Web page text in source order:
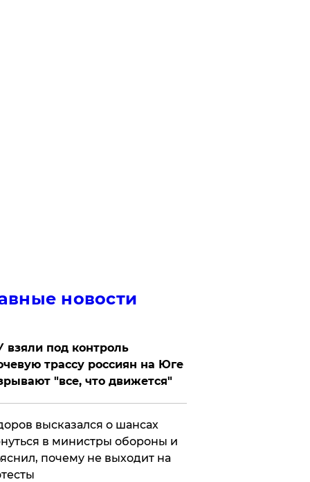
новости
взяли под контроль
трассу россиян на Юге
"все, что движется"
высказался о шансах
в министры обороны и
почему не выходит на